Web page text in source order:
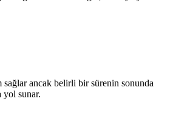
ancak belirli bir sürenin sonunda
yol sunar.